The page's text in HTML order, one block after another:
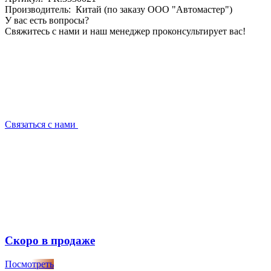
Производитель: Китай (по заказу ООО "Автомастер")
У вас есть вопросы?
Свяжитесь с нами и наш менеджер проконсультирует вас!
Связаться с нами
Скоро в продаже
Посмотреть